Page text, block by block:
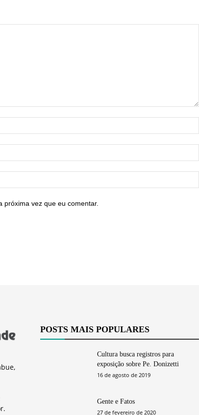
vez que eu comentar.
POSTS MAIS POPULARES
Cultura busca registros para
exposição sobre Pe. Donizetti
16 de agosto de 2019
Gente e Fatos
27 de fevereiro de 2020